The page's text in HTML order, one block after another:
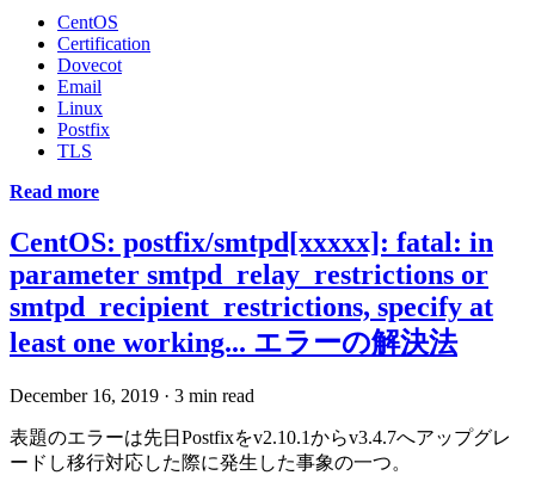
CentOS
Certification
Dovecot
Email
Linux
Postfix
TLS
Read more
CentOS: postfix/smtpd[xxxxx]: fatal: in
parameter smtpd_relay_restrictions or
smtpd_recipient_restrictions, specify at
least one working... エラーの解決法
December 16, 2019 · 3 min read
表題のエラーは先日Postfixをv2.10.1からv3.4.7へアップグレ
ードし移行対応した際に発生した事象の一つ。